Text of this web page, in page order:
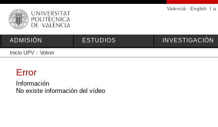
Valencià · English I a
ADMISIÓN ESTUDIOS INVESTIGACIÓN
Inicio UPV :: Volver
Error
Información
No existe información del vídeo